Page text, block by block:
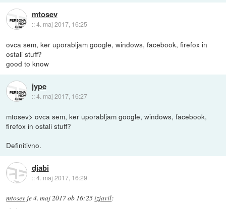
mtosev
::4. maj 2017, 16:25
ovca sem, ker uporabljam google, windows, facebook, firefox in
ostali stuff?
good to know
jype
::4. maj 2017, 16:27
mtosev> ovca sem, ker uporabljam google, windows, facebook,
firefox in ostali stuff?
Definitivno.
djabi
::4. maj 2017, 16:29
mtosev je4. maj 2017 ob 16:25izjavil: